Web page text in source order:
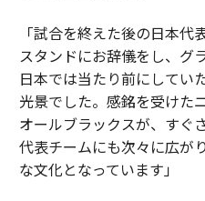
「試合を終えた後の日本
スタンドにお辞儀をし、グ
日本では当たり前にしてい
光景でした。感銘を受けた
オールブラックスが、すぐ
代表チームにも次々に広が
な文化となっています」